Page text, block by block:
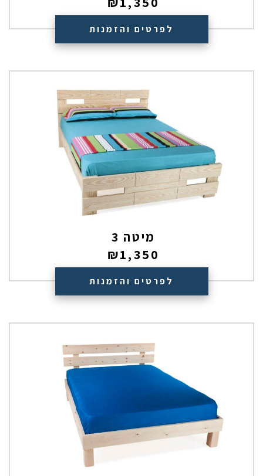
לפרטים והזמנות
מיטה 3
₪1,350
לפרטים והזמנות